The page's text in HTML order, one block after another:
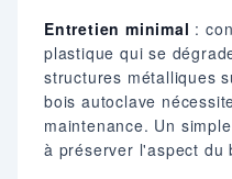
Entretien minimal :
plastique qui se
structures métalliques
bois autoclave
maintenance. Un
à préserver l'aspect du